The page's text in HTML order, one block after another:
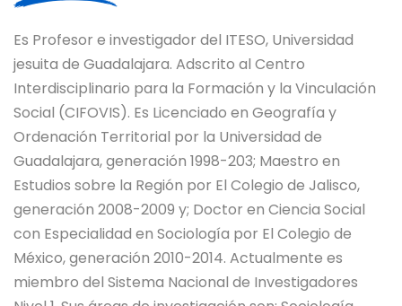
Es Profesor e investigador del ITESO, Universidad
jesuita de Guadalajara. Adscrito al Centro
Interdisciplinario para la Formación y la Vinculación
Social (CIFOVIS). Es Licenciado en Geografía y
Ordenación Territorial por la Universidad de
Guadalajara, generación 1998-203; Maestro en
Estudios sobre la Región por El Colegio de Jalisco,
generación 2008-2009 y; Doctor en Ciencia Social
con Especialidad en Sociología por El Colegio de
México, generación 2010-2014. Actualmente es
miembro del Sistema Nacional de Investigadores